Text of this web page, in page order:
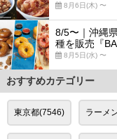
8月6日(木) 〜
8/5〜｜沖縄
種を販売『
8月5日(水) 〜
おすすめカテゴリー
東京都(7546) ラーメ